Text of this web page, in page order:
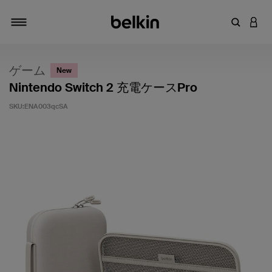
キーワアカ
ゲーム New
Nintendo Switch 2 充電ケースPro
SKU:ENA003qcSA